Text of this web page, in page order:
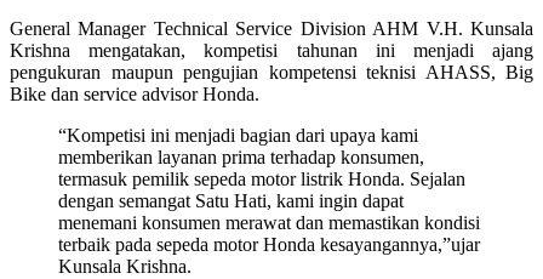
General Manager Technical Service Division AHM V.H. Kunsala
Krishna mengatakan, kompetisi tahunan ini menjadi ajang
pengukuran maupun pengujian kompetensi teknisi AHASS, Big
Bike dan service advisor Honda.
“Kompetisi ini menjadi bagian dari upaya kami
memberikan layanan prima terhadap konsumen,
termasuk pemilik sepeda motor listrik Honda. Sejalan
dengan semangat Satu Hati, kami ingin dapat
menemani konsumen merawat dan memastikan kondisi
terbaik pada sepeda motor Honda kesayangannya,”ujar
Kunsala Krishna.